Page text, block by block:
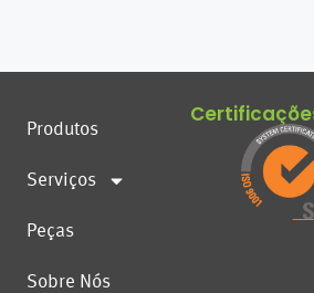
Produtos
Serviços
Peças
Sobre Nós